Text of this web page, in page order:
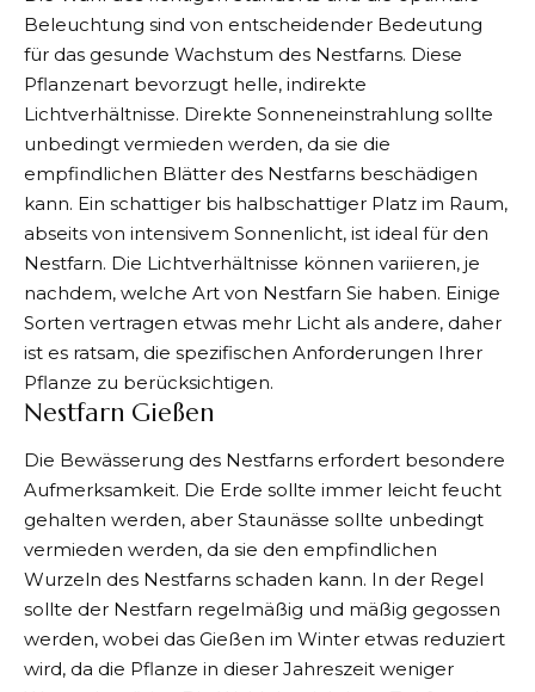
Beleuchtung sind von entscheidender Bedeutung
für das gesunde Wachstum des Nestfarns. Diese
Pflanzenart bevorzugt helle, indirekte
Lichtverhältnisse. Direkte Sonneneinstrahlung sollte
unbedingt vermieden werden, da sie die
empfindlichen Blätter des Nestfarns beschädigen
kann. Ein schattiger bis halbschattiger Platz im Raum,
abseits von intensivem Sonnenlicht, ist ideal für den
Nestfarn. Die Lichtverhältnisse können variieren, je
nachdem, welche Art von Nestfarn Sie haben. Einige
Sorten vertragen etwas mehr Licht als andere, daher
ist es ratsam, die spezifischen Anforderungen Ihrer
Pflanze zu berücksichtigen.
Nestfarn Gießen
Die Bewässerung des Nestfarns erfordert besondere
Aufmerksamkeit. Die Erde sollte immer leicht feucht
gehalten werden, aber Staunässe sollte unbedingt
vermieden werden, da sie den empfindlichen
Wurzeln des Nestfarns schaden kann. In der Regel
sollte der Nestfarn regelmäßig und mäßig gegossen
werden, wobei das Gießen im Winter etwas reduziert
wird, da die Pflanze in dieser Jahreszeit weniger